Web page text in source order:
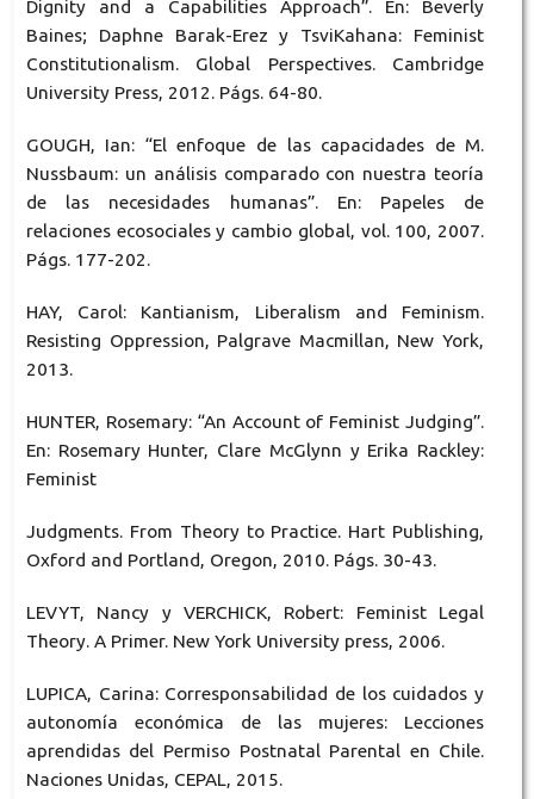
Dignity and a Capabilities Approach”. En: Beverly
Baines; Daphne Barak-Erez y TsviKahana: Feminist
Constitutionalism. Global Perspectives. Cambridge
University Press, 2012. Págs. 64-80.
GOUGH, Ian: “El enfoque de las capacidades de M.
Nussbaum: un análisis comparado con nuestra teoría
de las necesidades humanas”. En: Papeles de
relaciones ecosociales y cambio global, vol. 100, 2007.
Págs. 177-202.
HAY, Carol: Kantianism, Liberalism and Feminism.
Resisting Oppression, Palgrave Macmillan, New York,
2013.
HUNTER, Rosemary: “An Account of Feminist Judging”.
En: Rosemary Hunter, Clare McGlynn y Erika Rackley:
Feminist
Judgments. From Theory to Practice. Hart Publishing,
Oxford and Portland, Oregon, 2010. Págs. 30-43.
LEVYT, Nancy y VERCHICK, Robert: Feminist Legal
Theory. A Primer. New York University press, 2006.
LUPICA, Carina: Corresponsabilidad de los cuidados y
autonomía económica de las mujeres: Lecciones
aprendidas del Permiso Postnatal Parental en Chile.
Naciones Unidas, CEPAL, 2015.